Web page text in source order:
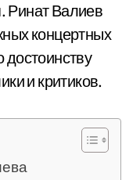
Ринат Валиев
концертных
и критиков.